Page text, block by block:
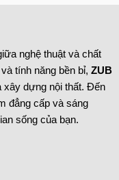
nghệ thuật và chất
tính năng bền bỉ, ZUB
xây dựng nội thất. Đến
đẳng cấp và sáng
sống của bạn.